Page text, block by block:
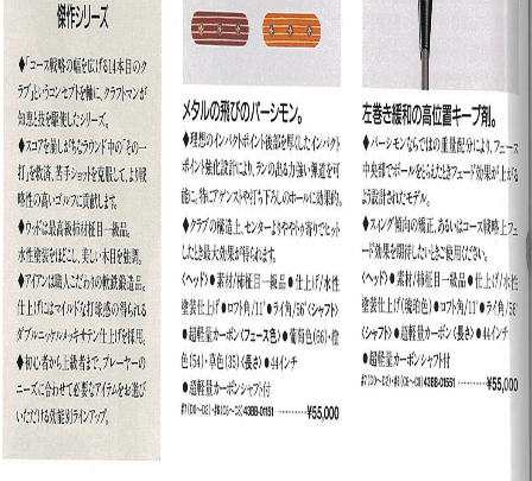
Our Team 私たちのチーム
Our Mission
ABOUT US MyGolfSpyJapanとは？